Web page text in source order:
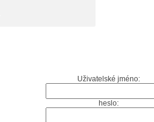
Uživatelské jméno:
heslo: